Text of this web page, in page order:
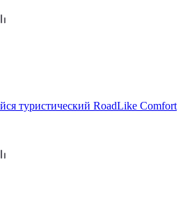
туристический RoadLike Comfort